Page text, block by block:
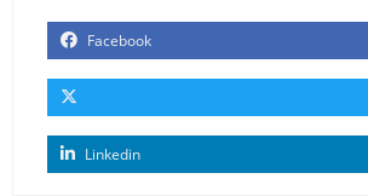
Facebook
Linkedin